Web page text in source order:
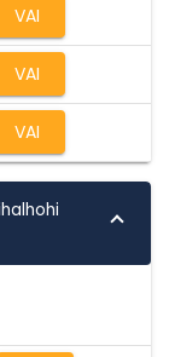
VAI
VAI
VAI